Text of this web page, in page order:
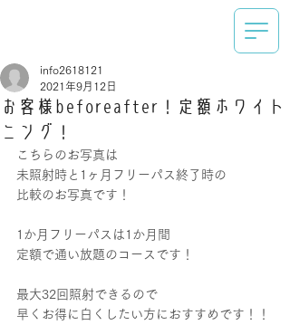
お客様beforeafter！定額ホワイト
ニング！
info2618121
2021年9月12日
こちらのお写真は
未照射時と1ヶ月フリーパス終了時の
比較のお写真です！
1か月フリーパスは1か月間
定額で通い放題のコースです！
最大32回照射できるので
早くお得に白くしたい方におすすめです！！